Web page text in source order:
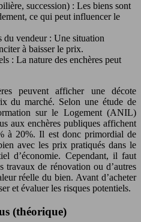
succession) : Les biens sont
ce qui peut influencer le
vendeur : Une situation
à baisser le prix.
: La nature des enchères peut
peuvent afficher une décote
du marché. Selon une étude de
sur le Logement (ANIL)
aux enchères publiques affichent
à 20%. Il est donc primordial de
avec les prix pratiqués dans le
d’économie. Cependant, il faut
travaux de rénovation ou d’autres
réelle du bien. Avant d’acheter
et évaluer les risques potentiels.
(théorique)